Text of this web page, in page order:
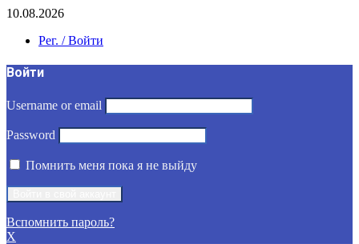
10.08.2026
Рег. / Войти
Войти
Username or email
Password
Помнить меня пока я не выйду
Вспомнить пароль?
X